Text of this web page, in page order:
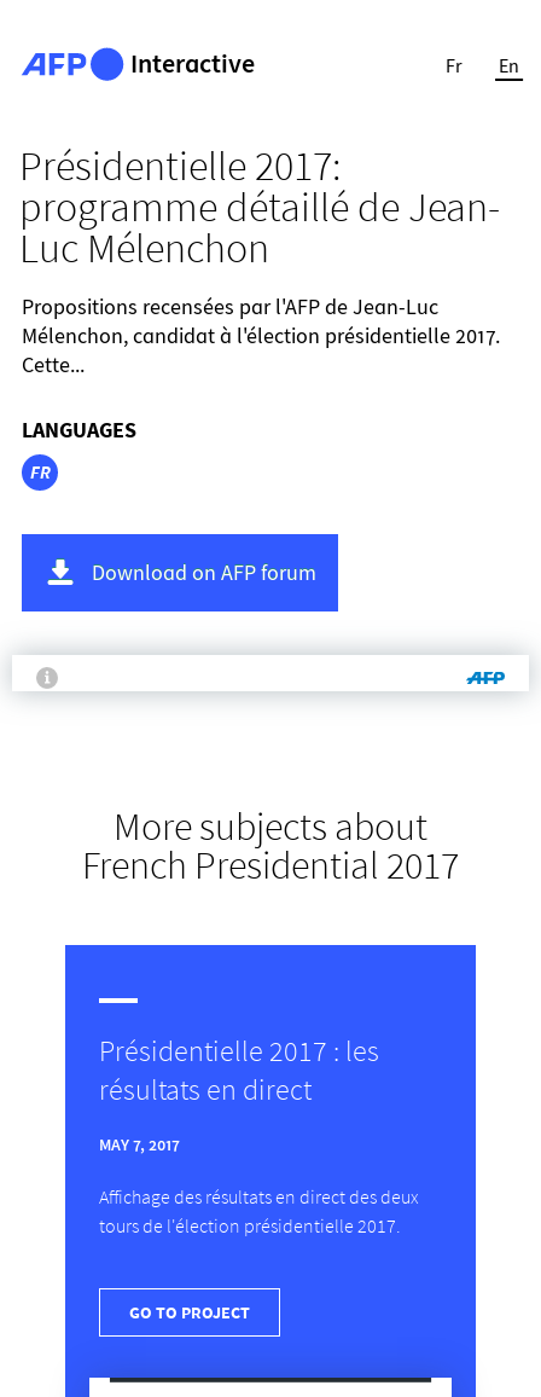
Interactive Fr En
Présidentielle 2017:
programme détaillé de Jean-
Luc Mélenchon
Propositions recensées par l'AFP de Jean-Luc
Mélenchon, candidat à l'élection présidentielle 2017.
Cette...
LANGUAGES
FR
Download on AFP forum
More subjects about
French Presidential 2017
Présidentielle 2017 : les
résultats en direct
MAY 7, 2017
Affichage des résultats en direct des deux
tours de l'élection présidentielle 2017.
GO TO PROJECT